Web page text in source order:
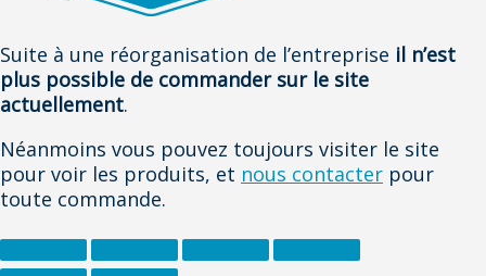
Suite à une réorganisation de l’entreprise il n’est
plus possible de commander sur le site
actuellement.
Néanmoins vous pouvez toujours visiter le site
pour voir les produits, et nous contacter pour
toute commande.